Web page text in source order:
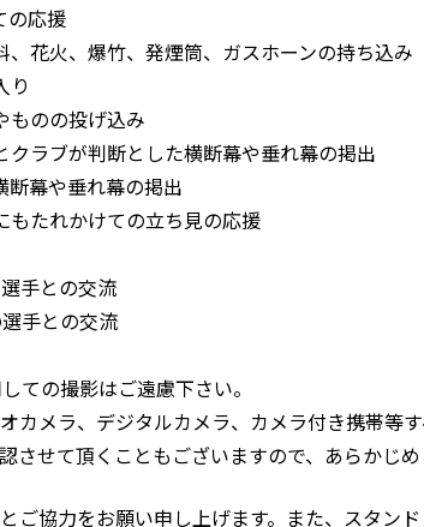
の応援
花火、爆竹、発煙筒、ガスホーンの持ち込み
り
ものの投げ込み
ラブが判断とした横断幕や垂れ幕の掲出
断幕や垂れ幕の掲出
たれかけての立ち見の応援
手との交流
手との交流
ての撮影はご遠慮下さい。
カメラ、デジタルカメラ、カメラ付き携帯等す
させて頂くこともございますので、あらかじめ
ご協力をお願い申し上げます。また、スタン